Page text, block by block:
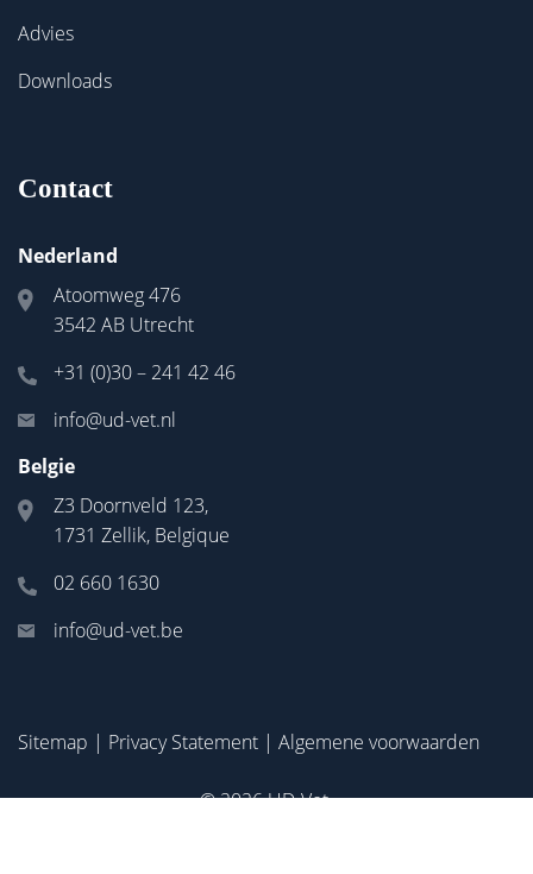
Advies
Downloads
Contact
Nederland
Atoomweg 476
3542 AB Utrecht
+31 (0)30 – 241 42 46
info@ud-vet.nl
Belgie
Z3 Doornveld 123,
1731 Zellik, Belgique
02 660 1630
info@ud-vet.be
Sitemap | Privacy Statement | Algemene voorwaarden
© 2026UD-Vet